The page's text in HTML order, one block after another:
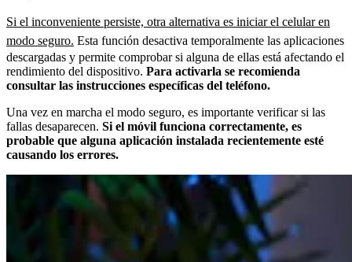
Si el inconveniente persiste, otra alternativa es iniciar el celular en
modo seguro. Esta función desactiva temporalmente las aplicaciones
descargadas y permite comprobar si alguna de ellas está afectando el
rendimiento del dispositivo. Para activarla se recomienda
consultar las instrucciones específicas del teléfono.
Una vez en marcha el modo seguro, es importante verificar si las
fallas desaparecen. Si el móvil funciona correctamente, es
probable que alguna aplicación instalada recientemente esté
causando los errores.